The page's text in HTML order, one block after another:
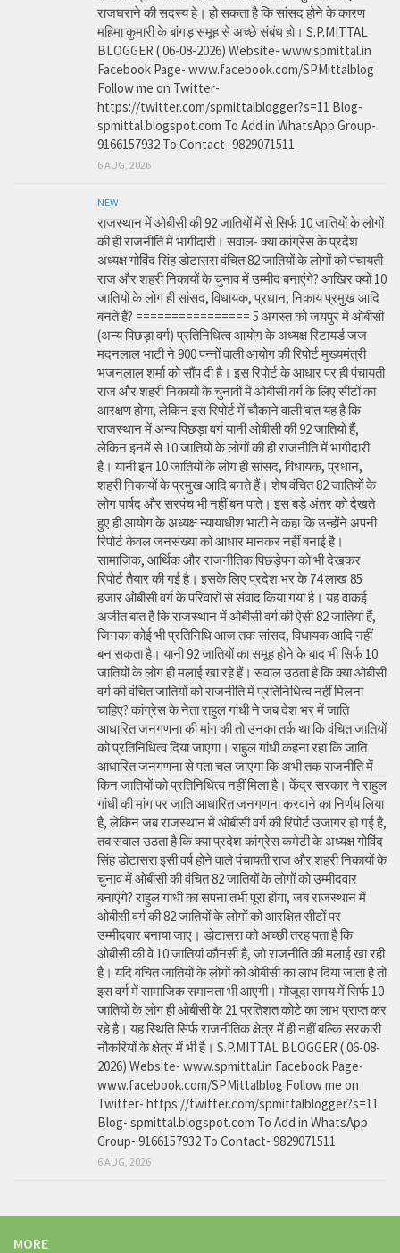
राजघराने की सदस्य हे। हो सकता है कि सांसद होने के कारण
महिमा कुमारी के बांगड़ समूह से अच्छे संबंध हो। S.P.MITTAL
BLOGGER ( 06-08-2026) Website- www.spmittal.in
Facebook Page- www.facebook.com/SPMittalblog
Follow me on Twitter-
https://twitter.com/spmittalblogger?s=11 Blog-
spmittal.blogspot.com To Add in WhatsApp Group-
9166157932 To Contact- 9829071511
6 AUG, 2026
NEW
राजस्थान में ओबीसी की 92 जातियों में से सिर्फ 10 जातियों के लोगों
की ही राजनीति में भागीदारी। सवाल- क्या कांग्रेस के प्रदेश
अध्यक्ष गोविंद सिंह डोटासरा वंचित 82 जातियों के लोगों को पंचायती
राज और शहरी निकायों के चुनाव में उम्मीद बनाएंगे? आखिर क्यों 10
जातियों के लोग ही सांसद, विधायक, प्रधान, निकाय प्रमुख आदि
बनते हैं? ================ 5 अगस्त को जयपुर में ओबीसी
(अन्य पिछड़ा वर्ग) प्रतिनिधित्व आयोग के अध्यक्ष रिटायर्ड जज
मदनलाल भाटी ने 900 पन्नों वाली आयोग की रिपोर्ट मुख्यमंत्री
भजनलाल शर्मा को सौंप दी है। इस रिपोर्ट के आधार पर ही पंचायती
राज और शहरी निकायों के चुनावों में ओबीसी वर्ग के लिए सीटों का
आरक्षण होगा, लेकिन इस रिपोर्ट में चौकाने वाली बात यह है कि
राजस्थान में अन्य पिछड़ा वर्ग यानी ओबीसी की 92 जातियों हैं,
लेकिन इनमें से 10 जातियों के लोगों की ही राजनीति में भागीदारी
है। यानी इन 10 जातियों के लोग ही सांसद, विधायक, प्रधान,
शहरी निकायों के प्रमुख आदि बनते हैं। शेष वंचित 82 जातियों के
लोग पार्षद और सरपंच भी नहीं बन पाते। इस बड़े अंतर को देखते
हुए ही आयोग के अध्यक्ष न्यायाधीश भाटी ने कहा कि उन्होंने अपनी
रिपोर्ट केवल जनसंख्या को आधार मानकर नहीं बनाई है।
सामाजिक, आर्थिक और राजनीतिक पिछड़ेपन को भी देखकर
रिपोर्ट तैयार की गई है। इसके लिए प्रदेश भर के 74 लाख 85
हजार ओबीसी वर्ग के परिवारों से संवाद किया गया है। यह वाकई
अजीत बात है कि राजस्थान में ओबीसी वर्ग की ऐसी 82 जातियां हैं,
जिनका कोई भी प्रतिनिधि आज तक सांसद, विधायक आदि नहीं
बन सकता है। यानी 92 जातियों का समूह होने के बाद भी सिर्फ 10
जातियों के लोग ही मलाई खा रहे हैं। सवाल उठता है कि क्या ओबीसी
वर्ग की वंचित जातियों को राजनीति में प्रतिनिधित्व नहीं मिलना
चाहिए? कांग्रेस के नेता राहुल गांधी ने जब देश भर में जाति
आधारित जनगणना की मांग की तो उनका तर्क था कि वंचित जातियों
को प्रतिनिधित्व दिया जाएगा। राहुल गांधी कहना रहा कि जाति
आधारित जनगणना से पता चल जाएगा कि अभी तक राजनीति में
किन जातियों को प्रतिनिधित्व नहीं मिला है। केंद्र सरकार ने राहुल
गांधी की मांग पर जाति आधारित जनगणना करवाने का निर्णय लिया
है, लेकिन जब राजस्थान में ओबीसी वर्ग की रिपोर्ट उजागर हो गई है,
तब सवाल उठता है कि क्या प्रदेश कांग्रेस कमेटी के अध्यक्ष गोविंद
सिंह डोटासरा इसी वर्ष होने वाले पंचायती राज और शहरी निकायों के
चुनाव में ओबीसी की वंचित 82 जातियों के लोगों को उम्मीदवार
बनाएंगे? राहुल गांधी का सपना तभी पूरा होगा, जब राजस्थान में
ओबीसी वर्ग की 82 जातियों के लोगों को आरक्षित सीटों पर
उम्मीदवार बनाया जाए। डोटासरा को अच्छी तरह पता है कि
ओबीसी की वे 10 जातियां कौनसी है, जो राजनीति की मलाई खा रही
है। यदि वंचित जातियों के लोगों को ओबीसी का लाभ दिया जाता है तो
इस वर्ग में सामाजिक समानता भी आएगी। मौजूदा समय में सिर्फ 10
जातियों के लोग ही ओबीसी के 21 प्रतिशत कोटे का लाभ प्राप्त कर
रहे है। यह स्थिति सिर्फ राजनीतिक क्षेत्र में ही नहीं बल्कि सरकारी
नौकरियों के क्षेत्र में भी है। S.P.MITTAL BLOGGER ( 06-08-
2026) Website- www.spmittal.in Facebook Page-
www.facebook.com/SPMittalblog Follow me on
Twitter- https://twitter.com/spmittalblogger?s=11
Blog- spmittal.blogspot.com To Add in WhatsApp
Group- 9166157932 To Contact- 9829071511
6 AUG, 2026
MORE